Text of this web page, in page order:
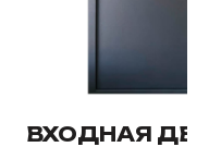
ВХОДНАЯ